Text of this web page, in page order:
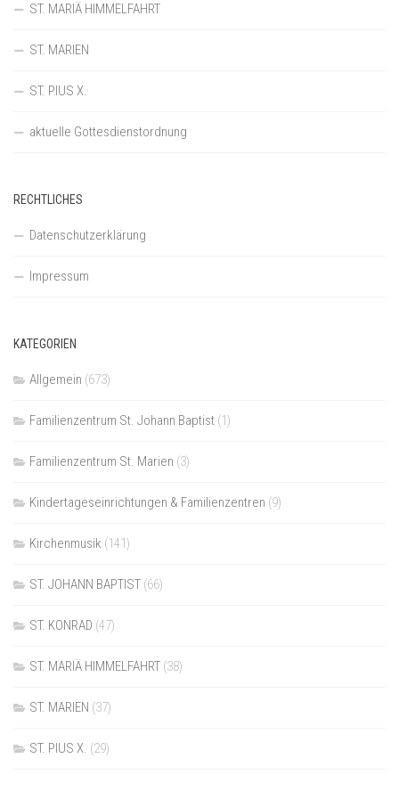
ST. MARIÄ HIMMELFAHRT
ST. MARIEN
ST. PIUS X.
aktuelle Gottesdienstordnung
RECHTLICHES
Datenschutzerklärung
Impressum
KATEGORIEN
Allgemein (673)
Familienzentrum St. Johann Baptist (1)
Familienzentrum St. Marien (3)
Kindertageseinrichtungen & Familienzentren (9)
Kirchenmusik (141)
ST. JOHANN BAPTIST (66)
ST. KONRAD (47)
ST. MARIÄ HIMMELFAHRT (38)
ST. MARIEN (37)
ST. PIUS X. (29)